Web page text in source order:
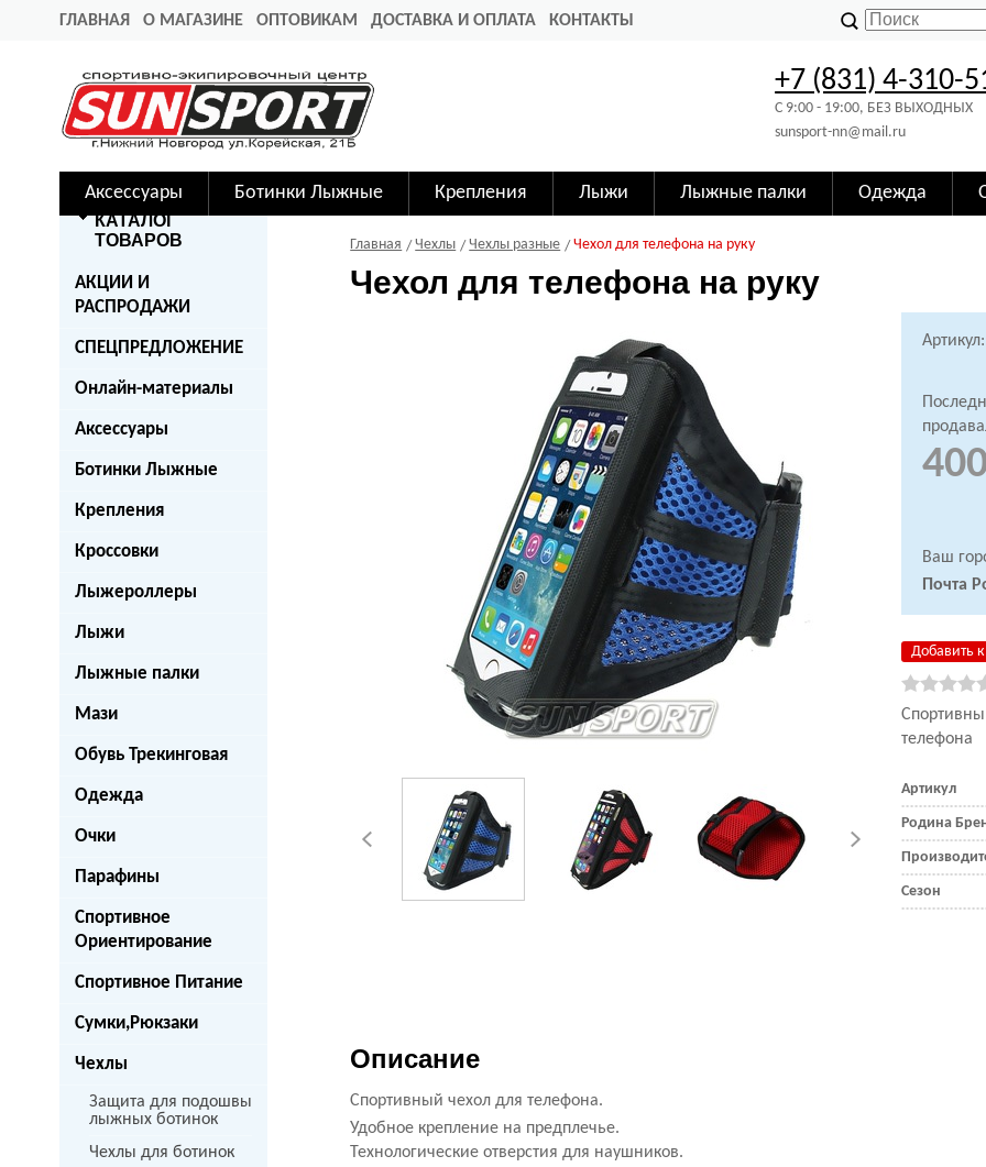
ГЛАВНАЯ О МАГАЗИНЕ ОПТОВИКАМ ДОСТАВКА И ОПЛАТА КОНТАКТЫ
+7 (831) 4-310-
C 9:00 - 19:00, БЕЗ ВЫХОДНЫХ
sunsport-nn@mail.ru
Аксессуары Ботинки Лыжные Крепления Лыжи Лыжные палки Одежда
КАТАЛОГ
ТОВАРОВ
АКЦИИ И
РАСПРОДАЖИ
СПЕЦПРЕДЛОЖЕНИЕ
Онлайн-материалы
Аксессуары
Ботинки Лыжные
Крепления
Кроссовки
Лыжероллеры
Лыжи
Лыжные палки
Мази
Обувь Трекинговая
Одежда
Очки
Парафины
Спортивное
Ориентирование
Спортивное Питание
Сумки,Рюкзаки
Чехлы
Защита для подошвы
лыжных ботинок
Чехлы для ботинок
Главная Чехлы Чехлы разные Чехол для телефона на руку
Чехол для телефона на руку
Ваш
Почта
Добавить
телефона
Артикул
Родина
Сезон
Описание
Спортивный чехол для телефона.
Удобное крепление на предплечье.
Технологические отверстия для наушников.